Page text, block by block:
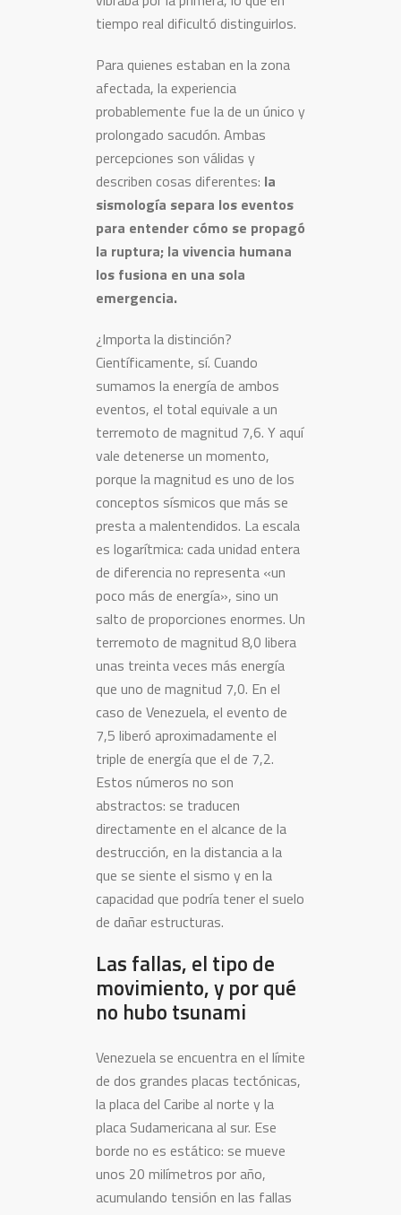
tiempo real dificultó distinguirlos.
Para quienes estaban en la zona
afectada, la experiencia
probablemente fue la de un único y
prolongado sacudón. Ambas
percepciones son válidas y
describen cosas diferentes: la
sismología separa los eventos
para entender cómo se propagó
la ruptura; la vivencia humana
los fusiona en una sola
emergencia.
¿Importa la distinción?
Científicamente, sí. Cuando
sumamos la energía de ambos
eventos, el total equivale a un
terremoto de magnitud 7,6. Y aquí
vale detenerse un momento,
porque la magnitud es uno de los
conceptos sísmicos que más se
presta a malentendidos. La escala
es logarítmica: cada unidad entera
de diferencia no representa «un
poco más de energía», sino un
salto de proporciones enormes. Un
terremoto de magnitud 8,0 libera
unas treinta veces más energía
que uno de magnitud 7,0. En el
caso de Venezuela, el evento de
7,5 liberó aproximadamente el
triple de energía que el de 7,2.
Estos números no son
abstractos: se traducen
directamente en el alcance de la
destrucción, en la distancia a la
que se siente el sismo y en la
capacidad que podría tener el suelo
de dañar estructuras.
Las fallas, el tipo de
movimiento, y por qué
no hubo tsunami
Venezuela se encuentra en el límite
de dos grandes placas tectónicas,
la placa del Caribe al norte y la
placa Sudamericana al sur. Ese
borde no es estático: se mueve
unos 20 milímetros por año,
acumulando tensión en las fallas